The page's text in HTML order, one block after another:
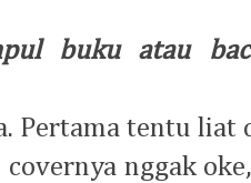
buku atau
Pertama tentu liat
nggak